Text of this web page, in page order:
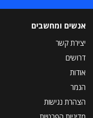
אנשים ומחשבים
יצירת קשר
דרושים
אודות
הנמר
הצהרת נגישות